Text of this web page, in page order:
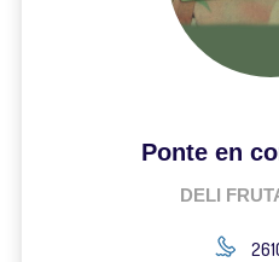
Ponte en
DELI